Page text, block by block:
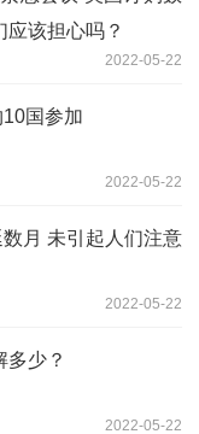
该担心吗？
2022-05-22
国参加
2022-05-22
月 未引起人们注意
2022-05-22
多少？
2022-05-22